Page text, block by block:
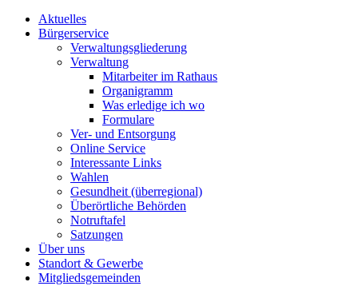
Aktuelles
Bürgerservice
Verwaltungsgliederung
Verwaltung
Mitarbeiter im Rathaus
Organigramm
Was erledige ich wo
Formulare
Ver- und Entsorgung
Online Service
Interessante Links
Wahlen
Gesundheit (überregional)
Überörtliche Behörden
Notruftafel
Satzungen
Über uns
Standort & Gewerbe
Mitgliedsgemeinden